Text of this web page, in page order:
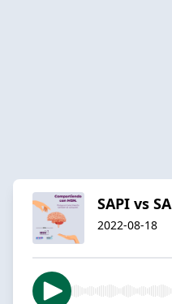
SAPI vs SA
2022-08-18